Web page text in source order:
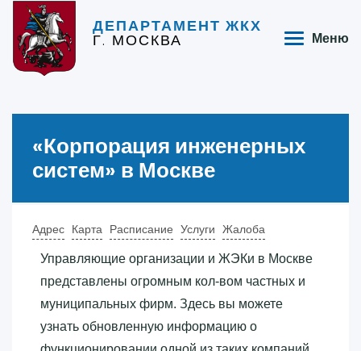
ДЕПАРТАМЕНТ ЖКХ
Г. МОСКВА Меню
«‎Корпорация инженерных
систем»‎ в Москве
Адрес Карта Расписание Услуги Жалоба
Управляющие организации и ЖЭКи в Москве
представлены огромным кол-вом частных и
муниципальных фирм. Здесь вы можете
узнать обновленную информацию о